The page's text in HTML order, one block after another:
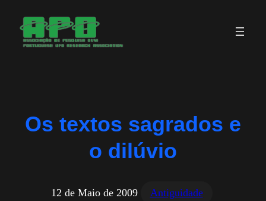
para
Os textos sagrados e
o dilúvio
12 de Maio de 2009
Antiguidade